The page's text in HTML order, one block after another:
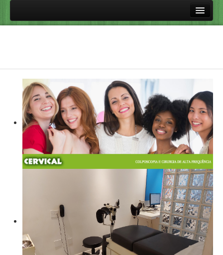
Cirurgia de Alta Frequência
Perguntas frequentes
Vacinas Contra HPV
HPV e Doenças Relacionadas
Doenças sexualmente transmissíveis
Links úteis
Fale Conosco